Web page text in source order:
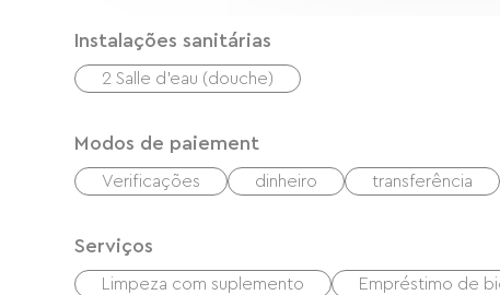
Instalações sanitárias
2 Salle d'eau (douche)
Modos de paiement
Verificações dinheiro transferência
Serviços
Limpeza com suplemento Empréstimo de